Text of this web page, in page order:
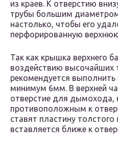
из краев. К отверстию
трубы большим
настолько, чтобы его
перфорированную
Так как крышка верхнего
воздействию высочайших
рекомендуется
минимум 6мм. В верхней
отверстие для дымохода,
противоположным к
ставят пластину
вставляется ближе к